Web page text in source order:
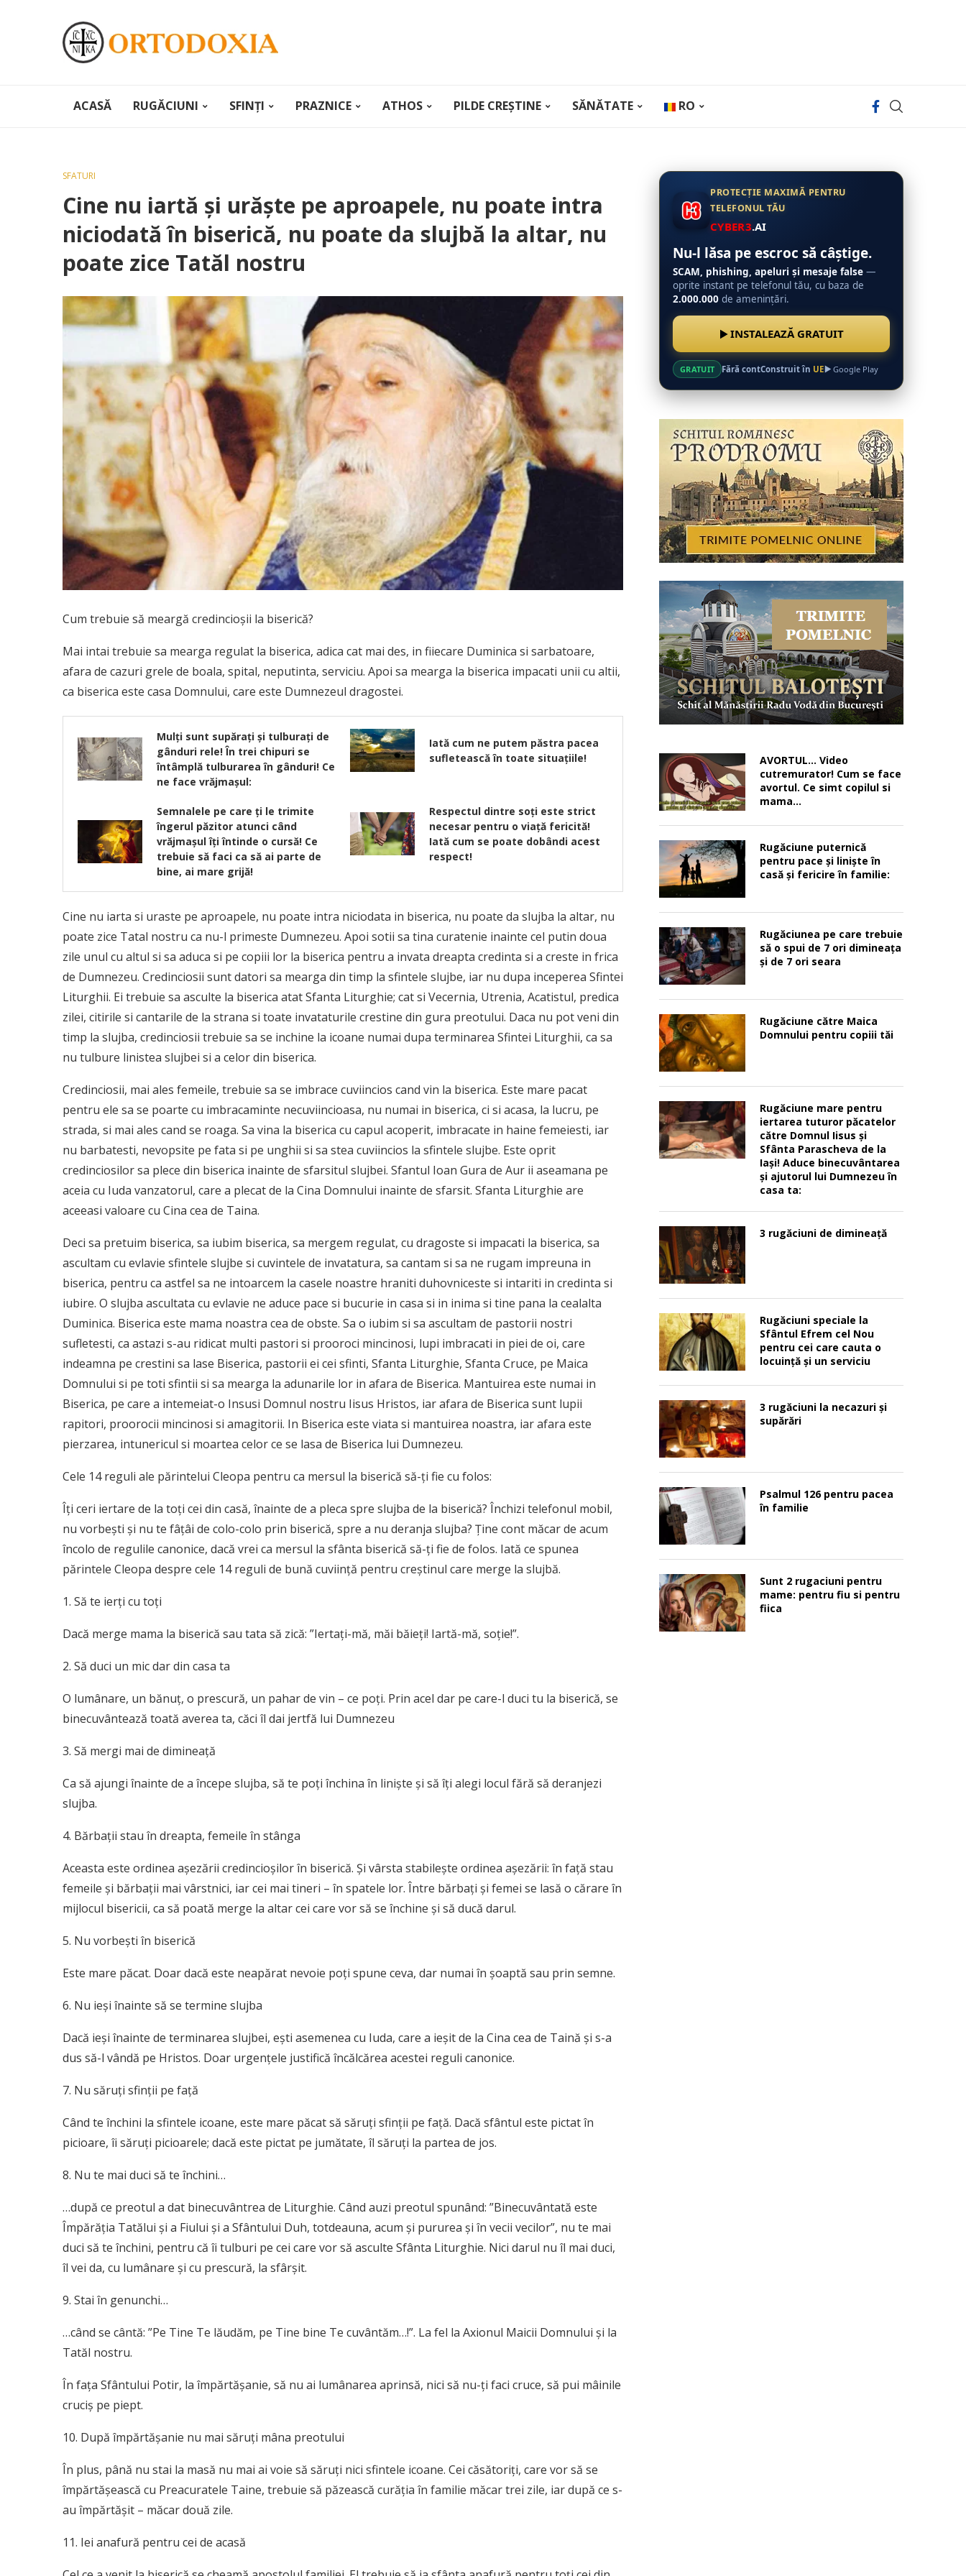
ACASĂ RUGĂCIUNI SFINȚI PRAZNICE ATHOS PILDE CREȘTINE SĂNĂTATE RO
SFATURI
Cine nu iartă și urăște pe aproapele, nu poate intra
niciodată în biserică, nu poate da slujbă la altar, nu
poate zice Tatăl nostru
Cum trebuie să meargă credincioșii la biserică?
Mai intai trebuie sa mearga regulat la biserica, adica cat mai des, in fiiecare Duminica si sarbatoare,
afara de cazuri grele de boala, spital, neputinta, serviciu. Apoi sa mearga la biserica impacati unii cu altii,
ca biserica este casa Domnului, care este Dumnezeul dragostei.
Mulţi sunt supăraţi şi tulburaţi de
gânduri rele! În trei chipuri se
întâmplă tulburarea în gânduri! Ce
ne face vrăjmaşul:
Iată cum ne putem păstra pacea
sufletească în toate situațiile!
Semnalele pe care ți le trimite
îngerul păzitor atunci când
vrăjmașul îți întinde o cursă! Ce
trebuie să faci ca să ai parte de
bine, ai mare grijă!
Respectul dintre soți este strict
necesar pentru o viață fericită!
Iată cum se poate dobândi acest
respect!
Cine nu iarta si uraste pe aproapele, nu poate intra niciodata in biserica, nu poate da slujba la altar, nu
poate zice Tatal nostru ca nu-l primeste Dumnezeu. Apoi sotii sa tina curatenie inainte cel putin doua
zile unul cu altul si sa aduca si pe copiii lor la biserica pentru a invata dreapta credinta si a creste in frica
de Dumnezeu. Credinciosii sunt datori sa mearga din timp la sfintele slujbe, iar nu dupa inceperea Sfintei
Liturghii. Ei trebuie sa asculte la biserica atat Sfanta Liturghie; cat si Vecernia, Utrenia, Acatistul, predica
zilei, citirile si cantarile de la strana si toate invataturile crestine din gura preotului. Daca nu pot veni din
timp la slujba, credinciosii trebuie sa se inchine la icoane numai dupa terminarea Sfintei Liturghii, ca sa
nu tulbure linistea slujbei si a celor din biserica.
Credinciosii, mai ales femeile, trebuie sa se imbrace cuviincios cand vin la biserica. Este mare pacat
pentru ele sa se poarte cu imbracaminte necuviincioasa, nu numai in biserica, ci si acasa, la lucru, pe
strada, si mai ales cand se roaga. Sa vina la biserica cu capul acoperit, imbracate in haine femeiesti, iar
nu barbatesti, nevopsite pe fata si pe unghii si sa stea cuviincios la sfintele slujbe. Este oprit
credinciosilor sa plece din biserica inainte de sfarsitul slujbei. Sfantul Ioan Gura de Aur ii aseamana pe
aceia cu Iuda vanzatorul, care a plecat de la Cina Domnului inainte de sfarsit. Sfanta Liturghie are
aceeasi valoare cu Cina cea de Taina.
Deci sa pretuim biserica, sa iubim biserica, sa mergem regulat, cu dragoste si impacati la biserica, sa
ascultam cu evlavie sfintele slujbe si cuvintele de invatatura, sa cantam si sa ne rugam impreuna in
biserica, pentru ca astfel sa ne intoarcem la casele noastre hraniti duhovniceste si intariti in credinta si
iubire. O slujba ascultata cu evlavie ne aduce pace si bucurie in casa si in inima si tine pana la cealalta
Duminica. Biserica este mama noastra cea de obste. Sa o iubim si sa ascultam de pastorii nostri
sufletesti, ca astazi s-au ridicat multi pastori si prooroci mincinosi, lupi imbracati in piei de oi, care
indeamna pe crestini sa lase Biserica, pastorii ei cei sfinti, Sfanta Liturghie, Sfanta Cruce, pe Maica
Domnului si pe toti sfintii si sa mearga la adunarile lor in afara de Biserica. Mantuirea este numai in
Biserica, pe care a intemeiat-o Insusi Domnul nostru Iisus Hristos, iar afara de Biserica sunt lupii
rapitori, proorocii mincinosi si amagitorii. In Biserica este viata si mantuirea noastra, iar afara este
pierzarea, intunericul si moartea celor ce se lasa de Biserica lui Dumnezeu.
Cele 14 reguli ale părintelui Cleopa pentru ca mersul la biserică să-ți fie cu folos:
Îţi ceri iertare de la toţi cei din casă, înainte de a pleca spre slujba de la biserică? Închizi telefonul mobil,
nu vorbeşti şi nu te fâţâi de colo-colo prin biserică, spre a nu deranja slujba? Ţine cont măcar de acum
încolo de regulile canonice, dacă vrei ca mersul la sfânta biserică să-ţi fie de folos. Iată ce spunea
părintele Cleopa despre cele 14 reguli de bună cuviinţă pentru creştinul care merge la slujbă.
1. Să te ierţi cu toţi
Dacă merge mama la biserică sau tata să zică: ”Iertaţi-mă, măi băieţi! Iartă-mă, soţie!”.
2. Să duci un mic dar din casa ta
O lumânare, un bănuţ, o prescură, un pahar de vin – ce poţi. Prin acel dar pe care-l duci tu la biserică, se
binecuvântează toată averea ta, căci îl dai jertfă lui Dumnezeu
3. Să mergi mai de dimineaţă
Ca să ajungi înainte de a începe slujba, să te poţi închina în linişte şi să îţi alegi locul fără să deranjezi
slujba.
4. Bărbaţii stau în dreapta, femeile în stânga
Aceasta este ordinea aşezării credincioşilor în biserică. Şi vârsta stabileşte ordinea aşezării: în faţă stau
femeile şi bărbaţii mai vârstnici, iar cei mai tineri – în spatele lor. Între bărbaţi şi femei se lasă o cărare în
mijlocul bisericii, ca să poată merge la altar cei care vor să se închine şi să ducă darul.
5. Nu vorbeşti în biserică
Este mare păcat. Doar dacă este neapărat nevoie poţi spune ceva, dar numai în şoaptă sau prin semne.
6. Nu ieşi înainte să se termine slujba
Dacă ieşi înainte de terminarea slujbei, eşti asemenea cu Iuda, care a ieşit de la Cina cea de Taină şi s-a
dus să-l vândă pe Hristos. Doar urgenţele justifică încălcărea acestei reguli canonice.
7. Nu săruţi sfinţii pe faţă
Când te închini la sfintele icoane, este mare păcat să săruţi sfinţii pe faţă. Dacă sfântul este pictat în
picioare, îi săruţi picioarele; dacă este pictat pe jumătate, îl săruţi la partea de jos.
8. Nu te mai duci să te închini…
…după ce preotul a dat binecuvântrea de Liturghie. Când auzi preotul spunând: ”Binecuvântată este
Împărăţia Tatălui şi a Fiului şi a Sfântului Duh, totdeauna, acum şi pururea şi în vecii vecilor”, nu te mai
duci să te închini, pentru că îi tulburi pe cei care vor să asculte Sfânta Liturghie. Nici darul nu îl mai duci,
îl vei da, cu lumânare şi cu prescură, la sfârşit.
9. Stai în genunchi…
…când se cântă: ”Pe Tine Te lăudăm, pe Tine bine Te cuvântăm…!”. La fel la Axionul Maicii Domnului şi la
Tatăl nostru.
În faţa Sfântului Potir, la împărtăşanie, să nu ai lumânarea aprinsă, nici să nu-ţi faci cruce, să pui mâinile
cruciş pe piept.
10. După împărtăşanie nu mai săruţi mâna preotului
În plus, până nu stai la masă nu mai ai voie să săruţi nici sfintele icoane. Cei căsătoriţi, care vor să se
împărtăşească cu Preacuratele Taine, trebuie să păzească curăţia în familie măcar trei zile, iar după ce s-
au împărtăşit – măcar două zile.
11. Iei anafură pentru cei de acasă
PROTECȚIE MAXIMĂ PENTRU
TELEFONUL TĂU
CYBER3.AI
Nu-l lăsa pe escroc să câștige.
SCAM, phishing, apeluri și mesaje false —
oprite instant pe telefonul tău, cu baza de
2.000.000 de amenințări.
INSTALEAZĂ GRATUIT
GRATUIT Fără contConstruit în UE Google Play
AVORTUL… Video
cutremurator! Cum se face
avortul. Ce simt copilul si
mama…
Rugăciune puternică
pentru pace şi linişte în
casă şi fericire în familie:
Rugăciunea pe care trebuie
să o spui de 7 ori dimineața
și de 7 ori seara
Rugăciune către Maica
Domnului pentru copiii tăi
Rugăciune mare pentru
iertarea tuturor păcatelor
către Domnul Iisus şi
Sfânta Parascheva de la
Iaşi! Aduce binecuvântarea
şi ajutorul lui Dumnezeu în
casa ta:
3 rugăciuni de dimineață
Rugăciuni speciale la
Sfântul Efrem cel Nou
pentru cei care cauta o
locuinţă şi un serviciu
3 rugăciuni la necazuri și
supărări
Psalmul 126 pentru pacea
în familie
Sunt 2 rugaciuni pentru
mame: pentru fiu si pentru
fiica